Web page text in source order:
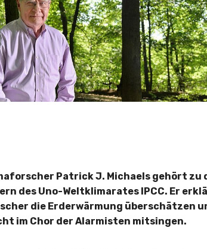
Patrick J. Michaels gehört zu
des Uno-Weltklimarates IPCC. Er
die Erderwärmung überschätzen
im Chor der Alarmisten mitsingen.